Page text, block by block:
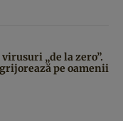
„de la zero”.
pe oamenii